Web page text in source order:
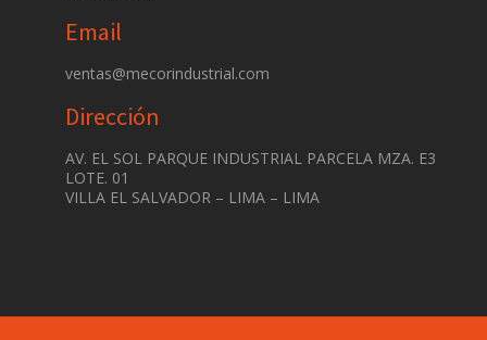
Email
ventas@mecorindustrial.com
Dirección
AV. EL SOL PARQUE INDUSTRIAL PARCELA MZA. E3
LOTE. 01
VILLA EL SALVADOR – LIMA – LIMA